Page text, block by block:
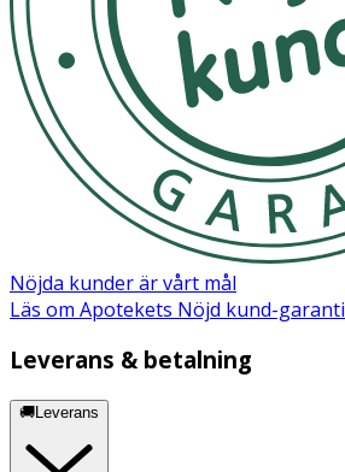
från påshållaren.
Förvara inte i direkt solljus.
OK för gravida och ammande:
Ingredienser:
Polypropen, 50% recycled
Nöjda kunder är vårt mål
Läs om Apotekets Nöjd kund-garanti
Leverans & betalning
🚚Leverans